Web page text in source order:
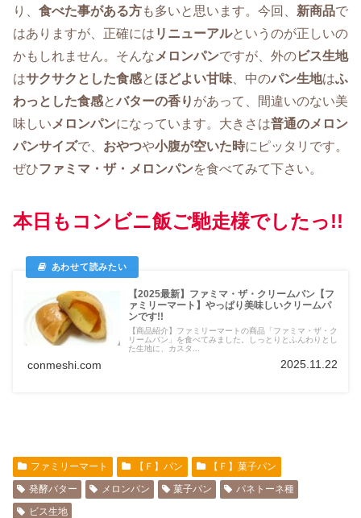
り、 食べた事がある方も多いと思います。今回、 新商品で
はありますが、正確には リニューアルというのが正しいの
かもしれません。そんな メロンパンですが、外のビス生地
はサクサクとした食感と ほどよい甘味 、中のパン生地はふ
わっとした食感とバターの香り があって、間違いのない美
味しい メロンパンになっています。大きさは普通のメロン
パンサイズで、 おやつや小腹が空いた時にピッタリです。
ぜひファミマ・ザ・メロンパンを食べてみて下さい。
本日もコンビニ飯ご馳走様でしたっ!!
【2025最新】ファミマ・ザ・クリームパン【フ
ァミリーマート】やっぱり美味しいクリームパ
ンです!!
【商品紹介】ファミリーマートの商品「ファミマ・ザ・ク
リームパン」を食べてみました。しっとりとふんわりとし
た生地に、カスタ...
conmeshi.com 2025.11.22
ファミリーマート 【Ｆ】パン
【Ｆ】菓子パン
発酵バター
メロンパン 菓子パン
パネトーネ種
ビス生地